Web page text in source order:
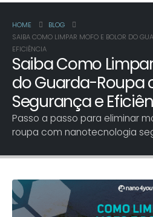
HOME
BLOG
SAIBA COMO LIMPAR MOFO E BOLOR DO
EFICIÊNCIA
Saiba Como
do Guarda-Roupa
Segurança e
Passo a passo para eliminar
roupa com nanotecnologia